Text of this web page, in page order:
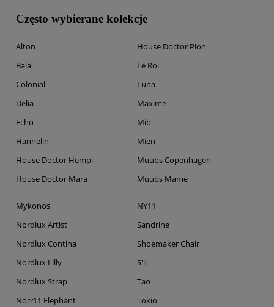
Często wybierane kolekcje
Alton
Bala
Colonial
Delia
Echo
Hannelin
House Doctor Hempi
House Doctor Mara
House Doctor Pion
Le Roi
Luna
Maxime
Mib
Mien
Muubs Copenhagen
Muubs Mame
Mykonos
Nordlux Artist
Nordlux Contina
Nordlux Lilly
Nordlux Strap
Norr11 Elephant
NY11
Sandrine
Shoemaker Chair
S'il
Tao
Tokio